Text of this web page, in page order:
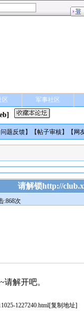
区 军事社区
问题反馈】【帖子审核】【 网
请解锁http://
:868次
解开吧。
1227240.html[复制地址]